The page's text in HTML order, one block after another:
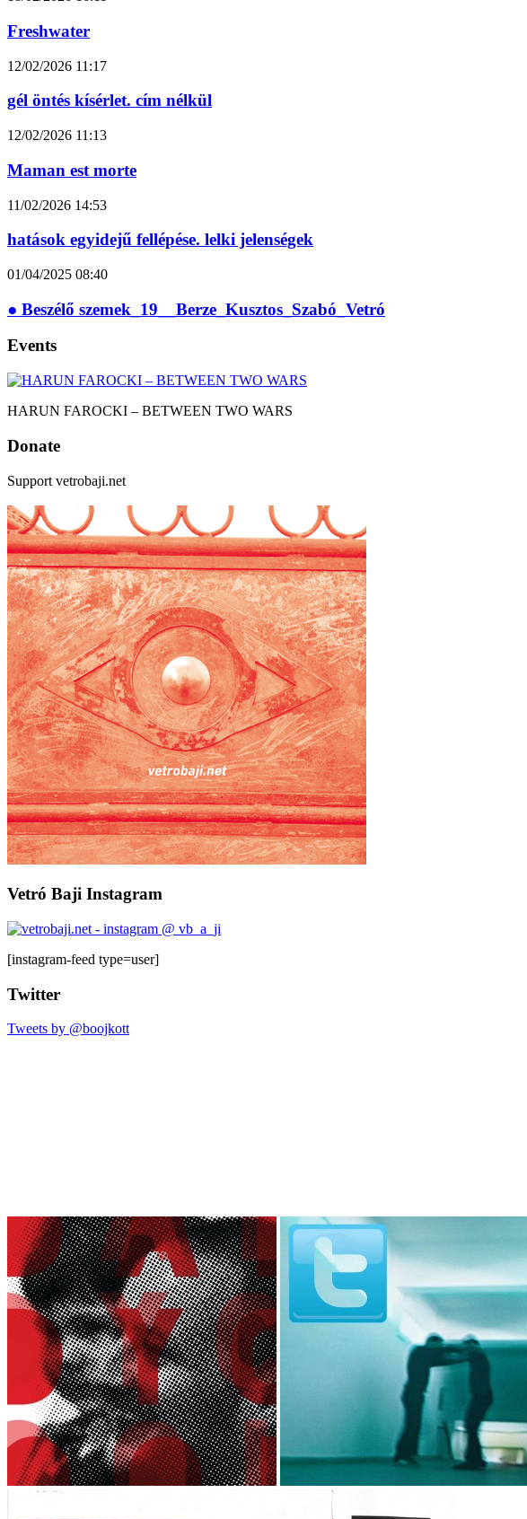
Freshwater
12/02/2026 11:17
gél öntés kísérlet. cím nélkül
12/02/2026 11:13
Maman est morte
11/02/2026 14:53
hatások egyidejű fellépése. lelki jelenségek
01/04/2025 08:40
● Beszélő szemek_19__Berze_Kusztos_Szabó_Vetró
Events
HARUN FAROCKI – BETWEEN TWO WARS
Donate
Support vetrobaji.net
Vetró Baji Instagram
[instagram-feed type=user]
Twitter
Tweets by @boojkott